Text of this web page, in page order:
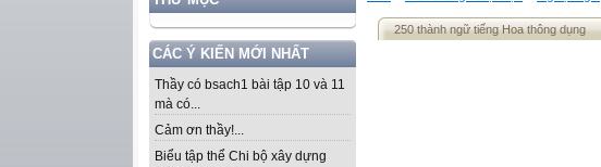
CÁC Ý KIẾN MỚI NHẤT
Thầy có bsach1 bài tập 10 và 11
mà có...
Cảm ơn thầy!...
Biểu tập thể Chi bộ xây dựng
250 thành ngữ tiếng Hoa thông dụng